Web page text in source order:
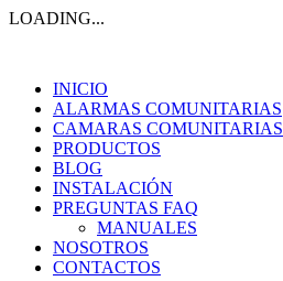
LOADING...
INICIO
ALARMAS COMUNITARIAS
CAMARAS COMUNITARIAS
PRODUCTOS
BLOG
INSTALACIÓN
PREGUNTAS FAQ
MANUALES
NOSOTROS
CONTACTOS